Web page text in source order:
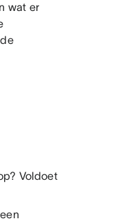
wat er
Voldoet